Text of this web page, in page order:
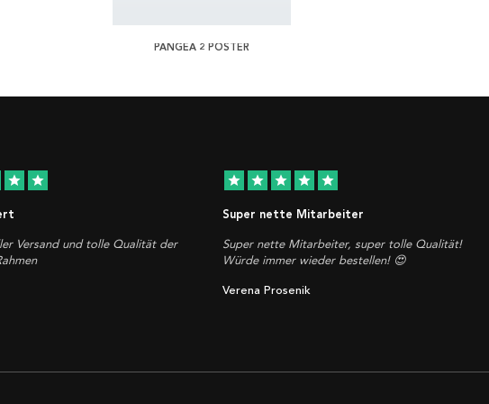
PANGEA 2 POSTER
star star
Versand und tolle Qualität der
star star star star star
Super nette Mitarbeiter
Super nette Mitarbeiter, super tolle Qualität!
Würde immer wieder bestellen! 😍
Verena Prosenik